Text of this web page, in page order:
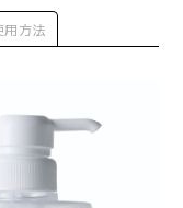
用方法